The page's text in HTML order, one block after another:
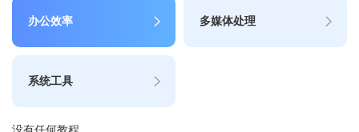
办公效率 多媒体处理
系统工具